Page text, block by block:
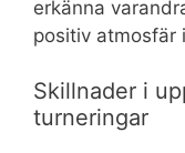
erkänna
positiv atmosfär
Skillnader i
turneringar